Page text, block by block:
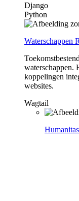
Django
Python
Waterschappen
waterschappen.
koppelingen
websites.
Wagtail
Humanitas